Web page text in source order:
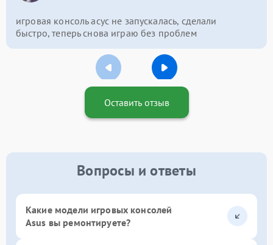
игровая консоль асус не запускалась, сделали
быстро, теперь снова играю без проблем
Оставить отзыв
Вопросы и ответы
Какие модели игровых консолей
Asus вы ремонтируете?